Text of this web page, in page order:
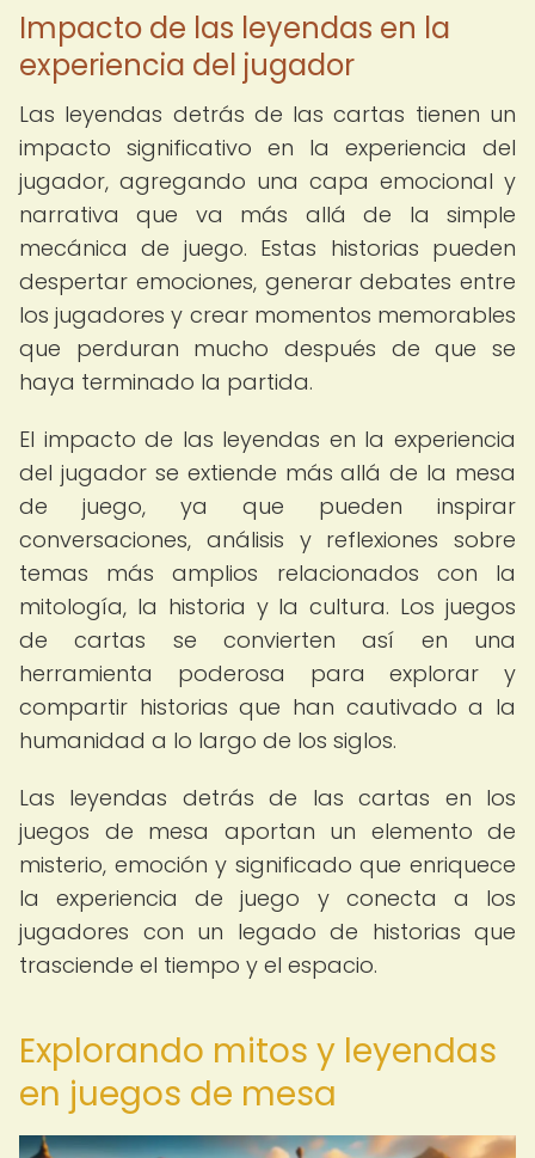
Impacto de las leyendas en la
experiencia del jugador
Las leyendas detrás de las cartas tienen un
impacto significativo en la experiencia del
jugador, agregando una capa emocional y
narrativa que va más allá de la simple
mecánica de juego. Estas historias pueden
despertar emociones, generar debates entre
los jugadores y crear momentos memorables
que perduran mucho después de que se
haya terminado la partida.
El impacto de las leyendas en la experiencia
del jugador se extiende más allá de la mesa
de juego, ya que pueden inspirar
conversaciones, análisis y reflexiones sobre
temas más amplios relacionados con la
mitología, la historia y la cultura. Los juegos
de cartas se convierten así en una
herramienta poderosa para explorar y
compartir historias que han cautivado a la
humanidad a lo largo de los siglos.
Las leyendas detrás de las cartas en los
juegos de mesa aportan un elemento de
misterio, emoción y significado que enriquece
la experiencia de juego y conecta a los
jugadores con un legado de historias que
trasciende el tiempo y el espacio.
Explorando mitos y leyendas
en juegos de mesa